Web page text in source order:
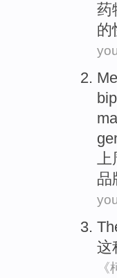
药
的
上
品
这